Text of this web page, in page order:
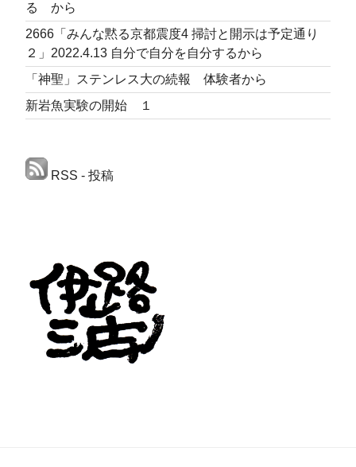
る から
2666「みんな黙る京都震度4 掃討と開示は予定通り
２」2022.4.13 自分で自分を自分するから
「神聖」ステンレス大の続報 体験者から
新岩魚実験の開始 １
RSS - 投稿